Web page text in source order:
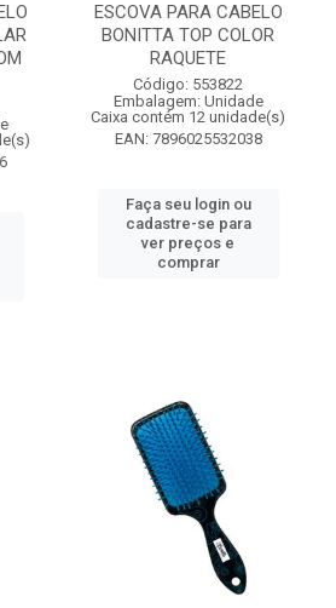
ESCOVA PARA CABELO
BONITTA TOP COLOR
RAQUETE
Código: 553822
Embalagem: Unidade
Caixa contém 12 unidade(s)
EAN: 7896025532038
Faça seu login ou
cadastre-se para
ver preços e
comprar